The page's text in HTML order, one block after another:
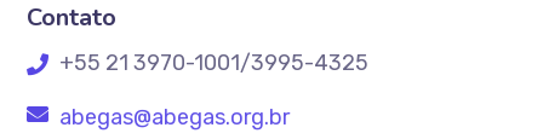
Contato
+55 21 3970-1001/3995-4325
abegas@abegas.org.br